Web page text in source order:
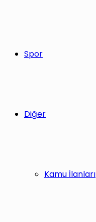
Spor
Diğer
Kamu İlanları